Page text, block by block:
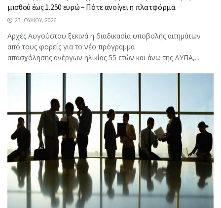
μισθού έως 1.250 ευρώ – Πότε ανοίγει η πλατφόρμα
23 ΙΟΥΛΊΟΥ, 2026
Αρχές Αυγούστου ξεκινά η διαδικασία υποβολής αιτημάτων
από τους φορείς για το νέο πρόγραμμα
απασχόλησης ανέργων ηλικίας 55 ετών και άνω της ΔΥΠΑ,...